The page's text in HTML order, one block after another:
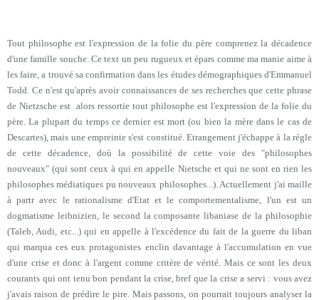
Tout philosophe est l'expression de la folie du père comprenez la décadence
d'une famille souche. Ce text un peu rugueux et épars comme ma manie aime à
les faire, a trouvé sa confirmation dans les études démographiques d'Emmanuel
Todd. Ce n'est qu'après avoir connaissances de ses recherches que cette phrase
de Nietzsche est alors ressortie tout philosophe est l'expression de la folie du
père. La plupart du temps ce dernier est mort (ou bien la mère dans le cas de
Descartes), mais une empreinte s'est constitué. Etrangement j'échappe à la régle
de cette décadence, doù la possibilité de cette voie des "philosophes
nouveaux" (qui sont ceux à qui en appelle Nietsche et qui ne sont en rien les
philosophes médiatiques pu nouveaux philosophes...). Actuellement j'ai maille
à partr avec le rationalisme d'Etat et le comportementalisme, l'un est un
dogmatisme leibnizien, le second la composante libaniase de la philosophie
(Taleb, Audi, etc...) qui en appelle à l'excédence du fait de la guerre du liban
qui marqua ces eux protagonistes enclin davantage à l'accumulation en vue
d'une crise et donc à l'argent comme critère de vérité. Mais ce sont les deux
courants qui ont tenu bon pendant la crise, bref que la crise a servi : vous avez
j'avais raison de prédire le pire. Mais passons, on pourrait toujours analyser la